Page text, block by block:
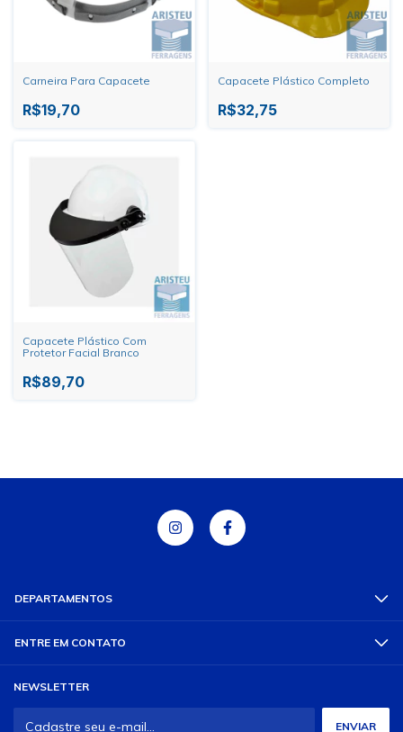
Carneira Para Capacete
R$19,70
Capacete Plástico Completo
R$32,75
Capacete Plástico Com
Protetor Facial Branco
R$89,70
DEPARTAMENTOS
ENTRE EM CONTATO
NEWSLETTER